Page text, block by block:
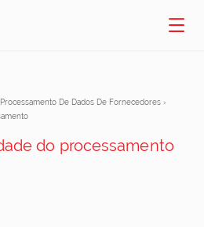
De Dados De Fornecedores ›
do processamento